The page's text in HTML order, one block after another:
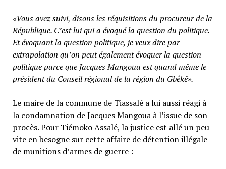
«Vous avez suivi, disons les réquisitions du procureur de la
République. C’est lui qui a évoqué la question du politique.
Et évoquant la question politique, je veux dire par
extrapolation qu’on peut également évoquer la question
politique parce que Jacques Mangoua est quand même le
président du Conseil régional de la région du Gbêkê».
Le maire de la commune de Tiassalé a lui aussi réagi à
la condamnation de Jacques Mangoua à l’issue de son
procès. Pour Tiémoko Assalé, la justice est allé un peu
vite en besogne sur cette affaire de détention illégale
de munitions d’armes de guerre :